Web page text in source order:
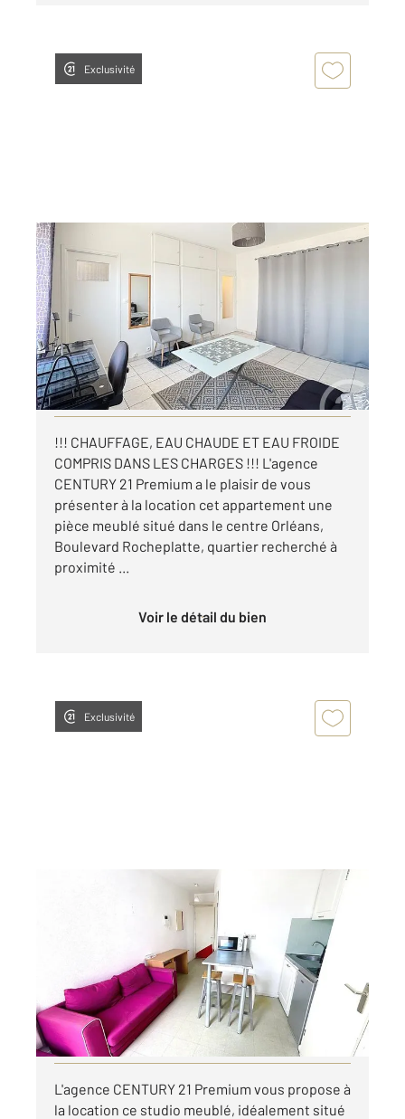
Exclusivité
ORLEANS 45
28,50 m2
, 1 pièce
Ref : 9507
Appartement F1 à louer
599 €
par mois charges comprises
Visiter le site dédié
!!! CHAUFFAGE, EAU CHAUDE ET EAU FROIDE
COMPRIS DANS LES CHARGES !!! L'agence
CENTURY 21 Premium a le plaisir de vous
présenter à la location cet appartement une
pièce meublé situé dans le centre Orléans,
Boulevard Rocheplatte, quartier recherché à
proximité ...
Voir le détail du bien
Exclusivité
, 1 pièce
Appartement F1 à louer
495 €
par mois charges comprises
Visiter le site dédié
L'agence CENTURY 21 Premium vous propose à
la location ce studio meublé, idéalement situé